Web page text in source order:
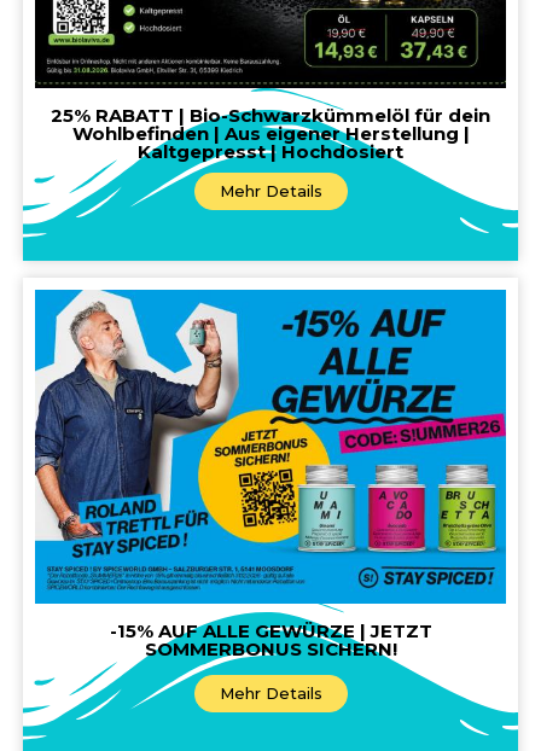
25% RABATT | Bio-Schwarzkümmelöl für dein
Wohlbefinden | Aus eigener Herstellung |
Kaltgepresst | Hochdosiert
Mehr Details
-15% AUF ALLE GEWÜRZE | JETZT
SOMMERBONUS SICHERN!
Mehr Details